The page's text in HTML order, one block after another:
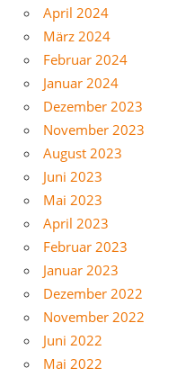
April 2024
März 2024
Februar 2024
Januar 2024
Dezember 2023
November 2023
August 2023
Juni 2023
Mai 2023
April 2023
Februar 2023
Januar 2023
Dezember 2022
November 2022
Juni 2022
Mai 2022